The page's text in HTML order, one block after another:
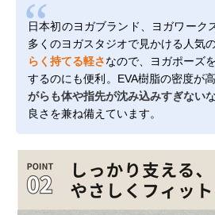
日本初のヨガブランド、ヨガワーク
多くのヨガスタジオで見かける人気の
らく持てる軽さなので、ヨガポーズ
するのにも便利。EVA樹脂の密度が高
がらも体や指先が沈み込みすぎない
良さを兼ね備えています。